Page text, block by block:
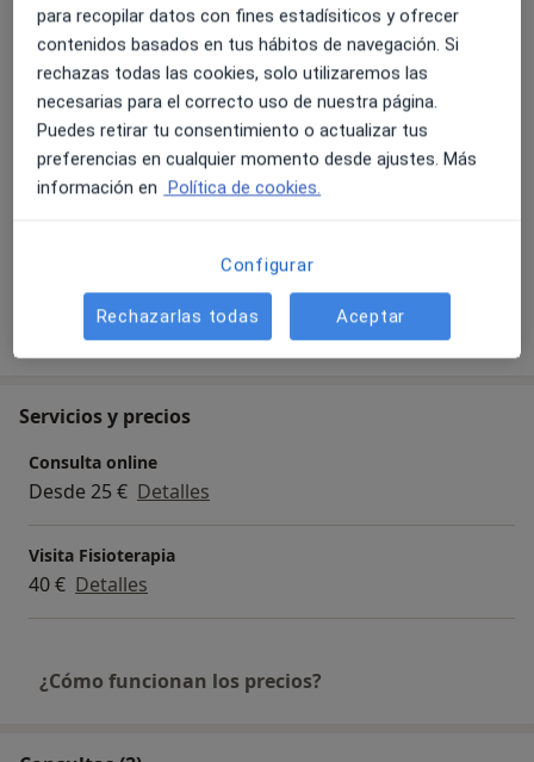
Fotos y vídeos
Mostrar más detalles
sobre la experiencia
Servicios y precios
Consulta online
Desde 25 € Detalles
Visita Fisioterapia
40 € Detalles
¿Cómo funcionan los precios?
para recopilar datos con fines estadísiticos y ofrecer
contenidos basados en tus hábitos de navegación. Si
rechazas todas las cookies, solo utilizaremos las
necesarias para el correcto uso de nuestra página.
Puedes retirar tu consentimiento o actualizar tus
preferencias en cualquier momento desde ajustes. Más
información en Política de cookies.
Configurar
Rechazarlas todas Aceptar